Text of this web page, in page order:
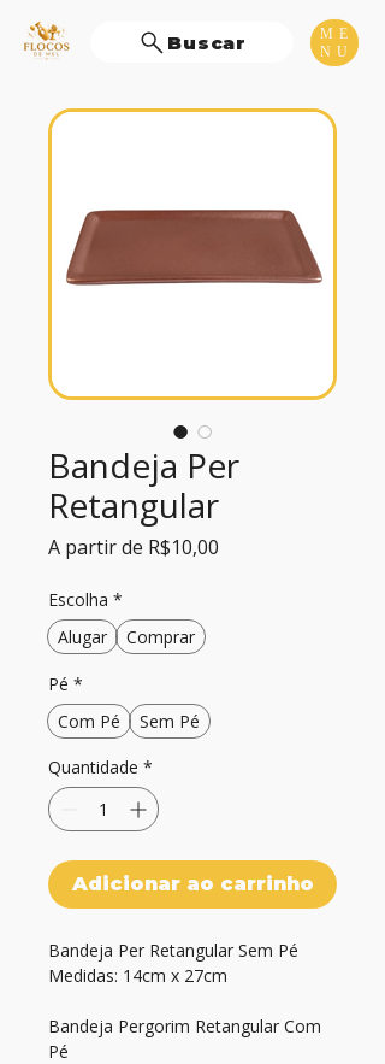
ME
NU
Buscar
Bandeja Per
Retangular
A partir de R$10,00
Escolha *
Alugar
Comprar
Pé *
Com Pé
Sem Pé
Quantidade *
Adicionar ao carrinho
Bandeja Per Retangular Sem Pé
Medidas: 14cm x 27cm
Bandeja Pergorim Retangular Com
Pé